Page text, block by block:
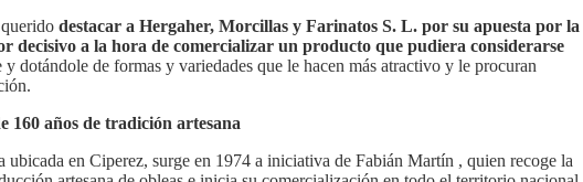
destacar a Hergaher, Morcillas y Farinatos S. L. por su apuesta por la
decisivo a la hora de comercializar un producto que pudiera considerarse
y dotándole de formas y variedades que le hacen más atractivo y le procuran
160 años de tradición artesana
ubicada en Ciperez, surge en 1974 a iniciativa de Fabián Martín , quien recoge la